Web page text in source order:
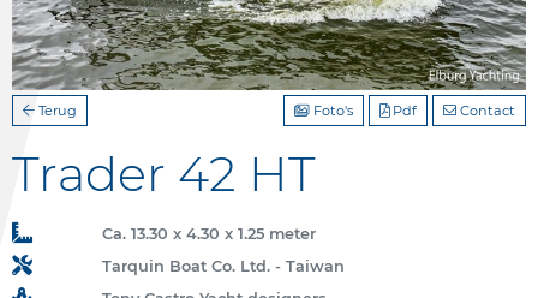
Terug Contact
Pdf
Foto's
Trader 42 HT
Ca. 13.30 x 4.30 x 1.25 meter
Tarquin Boat Co. Ltd. - Taiwan